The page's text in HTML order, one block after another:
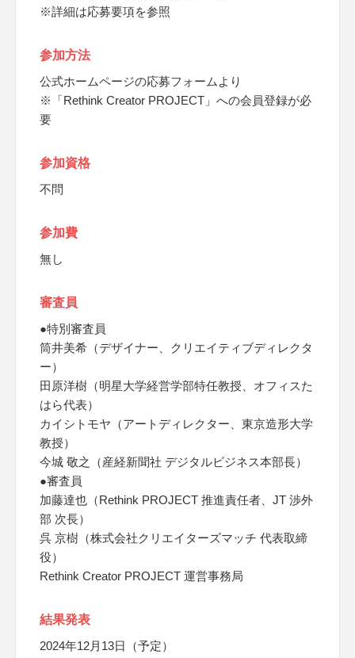
※詳細は応募要項を参照
参加方法
公式ホームページの応募フォームより
※「Rethink Creator PROJECT」への会員登録が必
要
参加資格
不問
参加費
無し
審査員
●特別審査員
筒井美希（デザイナー、クリエイティブディレクタ
ー）
田原洋樹（明星大学経営学部特任教授、オフィスた
はら代表）
カイシトモヤ（アートディレクター、東京造形大学
教授）
今城 敬之（産経新聞社 デジタルビジネス本部長）
●審査員
加藤達也（Rethink PROJECT 推進責任者、JT 渉外
部 次長）
呉 京樹（株式会社クリエイターズマッチ 代表取締
役）
Rethink Creator PROJECT 運営事務局
結果発表
2024年12月13日（予定）